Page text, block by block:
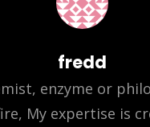
Author:
fredd
enzyme or
My expertise is